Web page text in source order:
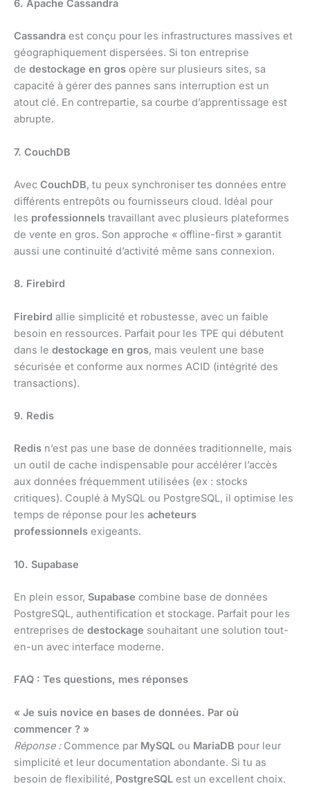
6. Apache Cassandra
Cassandra est conçu pour les infrastructures massives et
géographiquement dispersées. Si ton entreprise
de destockage en gros opère sur plusieurs sites, sa
capacité à gérer des pannes sans interruption est un
atout clé. En contrepartie, sa courbe d’apprentissage est
abrupte.
7. CouchDB
Avec CouchDB, tu peux synchroniser tes données entre
différents entrepôts ou fournisseurs cloud. Idéal pour
les professionnels travaillant avec plusieurs plateformes
de vente en gros. Son approche « offline-first » garantit
aussi une continuité d’activité même sans connexion.
8. Firebird
Firebird allie simplicité et robustesse, avec un faible
besoin en ressources. Parfait pour les TPE qui débutent
dans le destockage en gros, mais veulent une base
sécurisée et conforme aux normes ACID (intégrité des
transactions).
9. Redis
Redis n’est pas une base de données traditionnelle, mais
un outil de cache indispensable pour accélérer l’accès
aux données fréquemment utilisées (ex : stocks
critiques). Couplé à MySQL ou PostgreSQL, il optimise les
temps de réponse pour les acheteurs
professionnels exigeants.
10. Supabase
En plein essor, Supabase combine base de données
PostgreSQL, authentification et stockage. Parfait pour les
entreprises de destockage souhaitant une solution tout-
en-un avec interface moderne.
FAQ : Tes questions, mes réponses
« Je suis novice en bases de données. Par où
commencer ? »
Réponse :Commence par MySQL ou MariaDB pour leur
simplicité et leur documentation abondante. Si tu as
besoin de flexibilité, PostgreSQL est un excellent choix.